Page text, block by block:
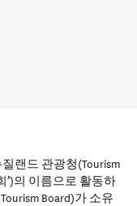
질랜드 관광청(Tourism
희’)의 이름으로 활동하
Board)가 소유